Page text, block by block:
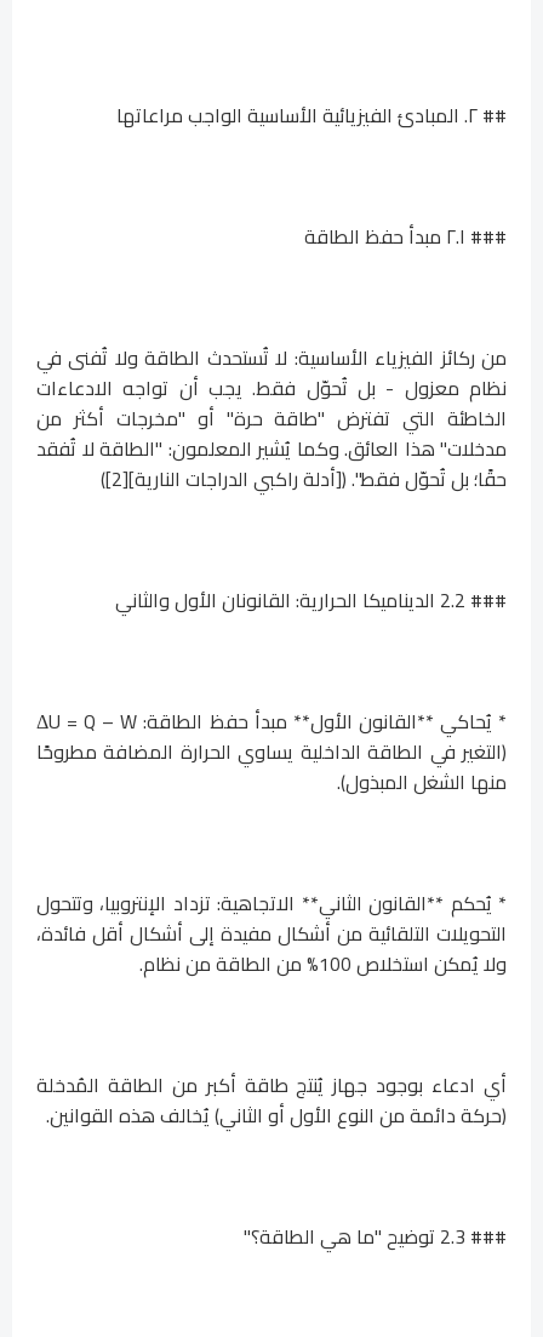
## ٢. المبادئ الفيزيائية الأساسية الواجب مراعاتها
### ٢.١ مبدأ حفظ الطاقة
من ركائز الفيزياء الأساسية: لا تُستحدث الطاقة ولا تُفنى في
نظام معزول - بل تُحوّل فقط. يجب أن تواجه الادعاءات
الخاطئة التي تفترض "طاقة حرة" أو "مخرجات أكثر من
مدخلات" هذا العائق. وكما يُشير المعلمون: "الطاقة لا تُفقد
حقًا؛ بل تُحوّل فقط". ([أدلة راكبي الدراجات النارية][2])
### 2.2 الديناميكا الحرارية: القانونان الأول والثاني
* يُحاكي **القانون الأول** مبدأ حفظ الطاقة: ΔU = Q – W
(التغير في الطاقة الداخلية يساوي الحرارة المضافة مطروحًا
منها الشغل المبذول).
* يُحكم **القانون الثاني** الاتجاهية: تزداد الإنتروبيا، وتتحول
التحويلات التلقائية من أشكال مفيدة إلى أشكال أقل فائدة،
ولا يُمكن استخلاص 100% من الطاقة من نظام.
أي ادعاء بوجود جهاز يُنتج طاقة أكبر من الطاقة المُدخلة
(حركة دائمة من النوع الأول أو الثاني) يُخالف هذه القوانين.
### 2.3 توضيح "ما هي الطاقة؟"